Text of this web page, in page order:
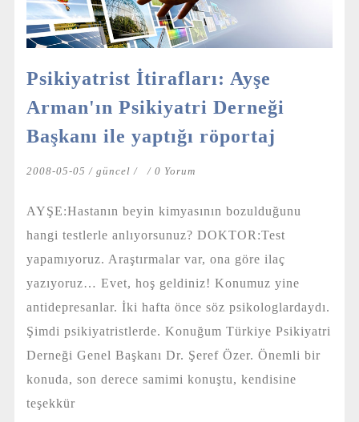
Psikiyatrist İtirafları: Ayşe
Arman'ın Psikiyatri Derneği
Başkanı ile yaptığı röportaj
2008-05-05 / güncel / / 0 Yorum
AYŞE:Hastanın beyin kimyasının bozulduğunu
hangi testlerle anlıyorsunuz? DOKTOR:Test
yapamıyoruz. Araştırmalar var, ona göre ilaç
yazıyoruz… Evet, hoş geldiniz! Konumuz yine
antidepresanlar. İki hafta önce söz psikologlardaydı.
Şimdi psikiyatristlerde. Konuğum Türkiye Psikiyatri
Derneği Genel Başkanı Dr. Şeref Özer. Önemli bir
konuda, son derece samimi konuştu, kendisine
teşekkür